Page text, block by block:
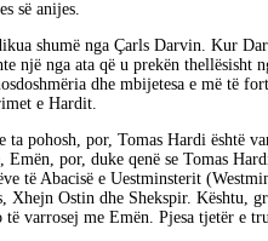
së anijes.
shumë nga Çarls Darvin. Kur
një nga ata që u prekën thellësisht
dhe mbijetesa e më të
e Hardit.
ta pohosh, por, Tomas Hardi është
Emën, por, duke qenë se Tomas
të Abacisë e Uestminsterit
Xhejn Ostin dhe Shekspir. Kështu,
të varrosej me Emën. Pjesa tjetër e